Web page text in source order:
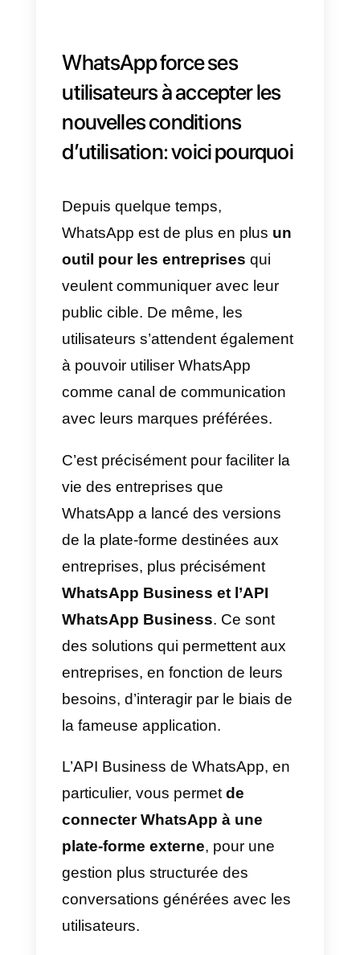
privée, en raison du GDPR, qui
est entré en vigueur en 2018.
Ces nouveaux changements
de partager des données sur
plusieurs plates-formes et de
lancer de nouveaux outils pour
les entreprises qui souhaitent
interagir et s’engager davantage
avec leurs clients.
WhatsApp force ses
utilisateurs à accepter les
nouvelles conditions
d’utilisation: voici pourquoi
Depuis quelque temps,